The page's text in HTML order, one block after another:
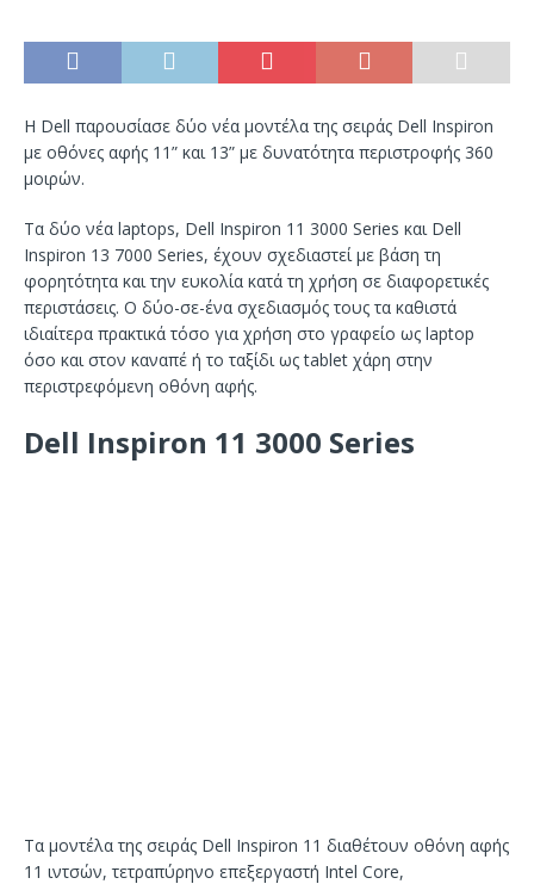
Η Dell παρουσίασε δύο νέα μοντέλα της σειράς Dell Inspiron
με οθόνες αφής 11” και 13” με δυνατότητα περιστροφής 360
μοιρών.
Τα δύο νέα laptops, Dell Inspiron 11 3000 Series και Dell
Inspiron 13 7000 Series, έχουν σχεδιαστεί με βάση τη
φορητότητα και την ευκολία κατά τη χρήση σε διαφορετικές
περιστάσεις. Ο δύο-σε-ένα σχεδιασμός τους τα καθιστά
ιδιαίτερα πρακτικά τόσο για χρήση στο γραφείο ως laptop
όσο και στον καναπέ ή το ταξίδι ως tablet χάρη στην
περιστρεφόμενη οθόνη αφής.
Dell Inspiron 11 3000 Series
Τα μοντέλα της σειράς Dell Inspiron 11 διαθέτουν οθόνη αφής
11 ιντσών, τετραπύρηνο επεξεργαστή Intel Core,